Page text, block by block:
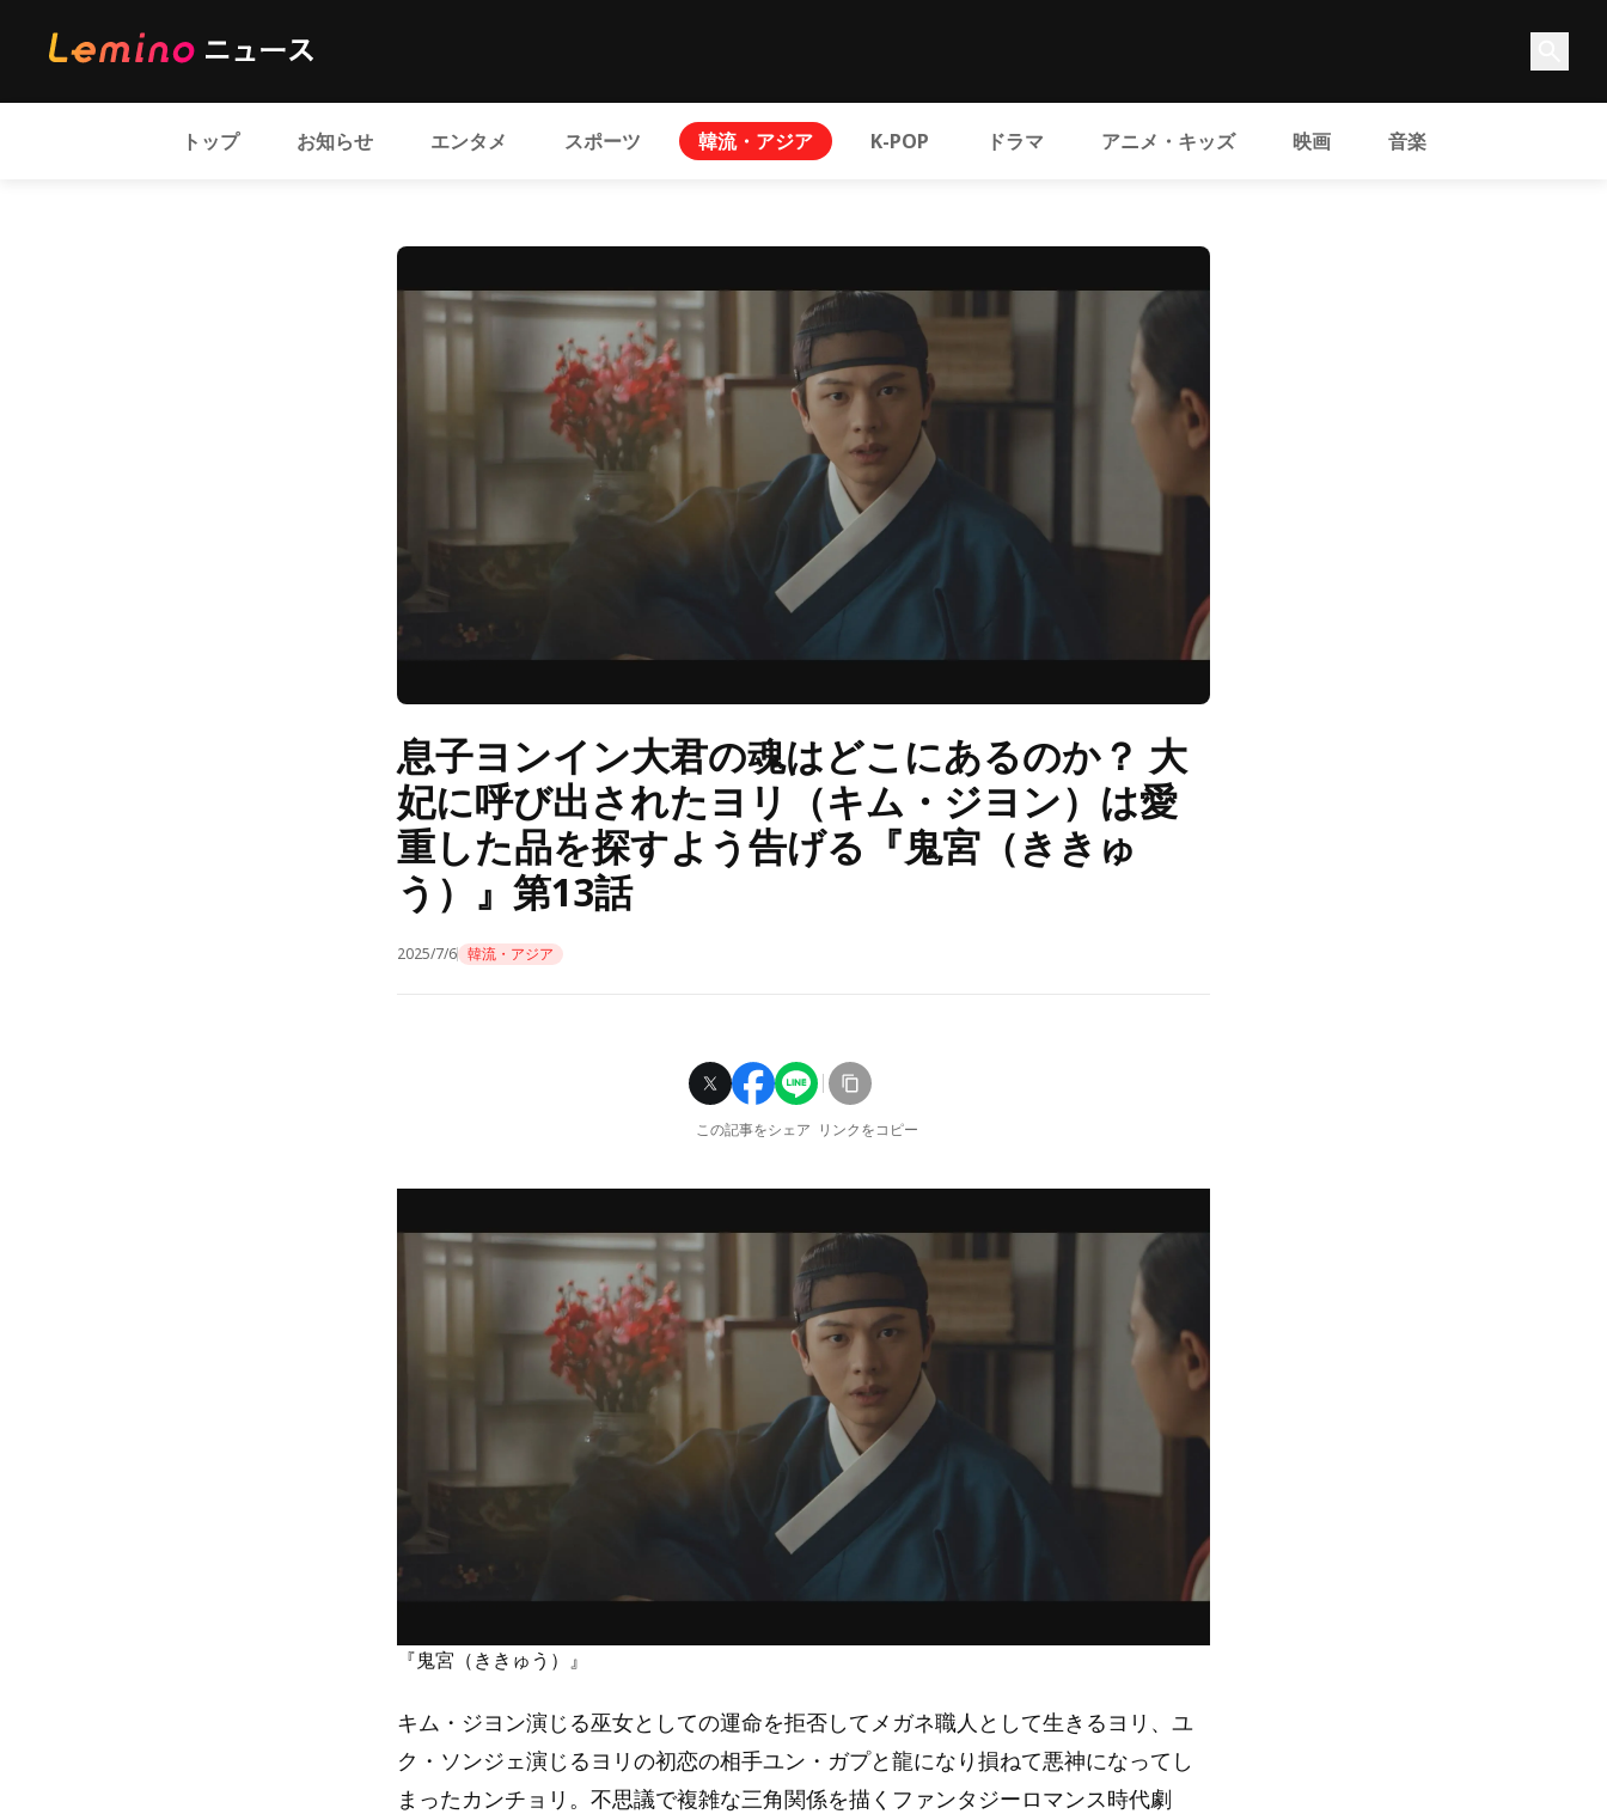
トップ お知らせ エンタメ スポーツ 韓流・アジア K-POP ドラマ アニメ・キッズ 映画 音楽
息子ヨンイン大君の魂はどこにあるのか？ 大
妃に呼び出されたヨリ（キム・ジヨン）は愛
重した品を探すよう告げる『鬼宮（ききゅ
う）』第13話
2025/7/6 韓流・アジア
この記事をシェア リンクをコピー
『鬼宮（ききゅう）』
キム・ジヨン演じる巫女としての運命を拒否してメガネ職人として生きるヨリ、ユ
ク・ソンジェ演じるヨリの初恋の相手ユン・ガプと龍になり損ねて悪神になってし
まったカンチョリ。不思議で複雑な三角関係を描くファンタジーロマンス時代劇